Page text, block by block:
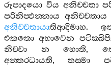
රූපාදයො විය අනිච‍්චතා
පරිනිප‍්ඵන‍්නාය අනිච‍්චතාය
අනිච‍්චතායාතිආදිමාහ.
එකතො අභාවෙන
නිච‍්චා
න හොති,
අන‍්තරධායති,තස‍්මා